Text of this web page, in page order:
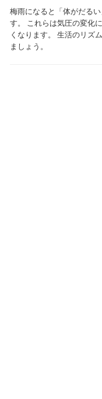
梅雨になると「体がだる
す。 これらは気圧の変化
くなります。 生活のリズ
ましょう。